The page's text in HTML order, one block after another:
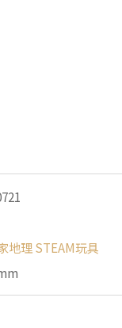
地理 STEAM玩具